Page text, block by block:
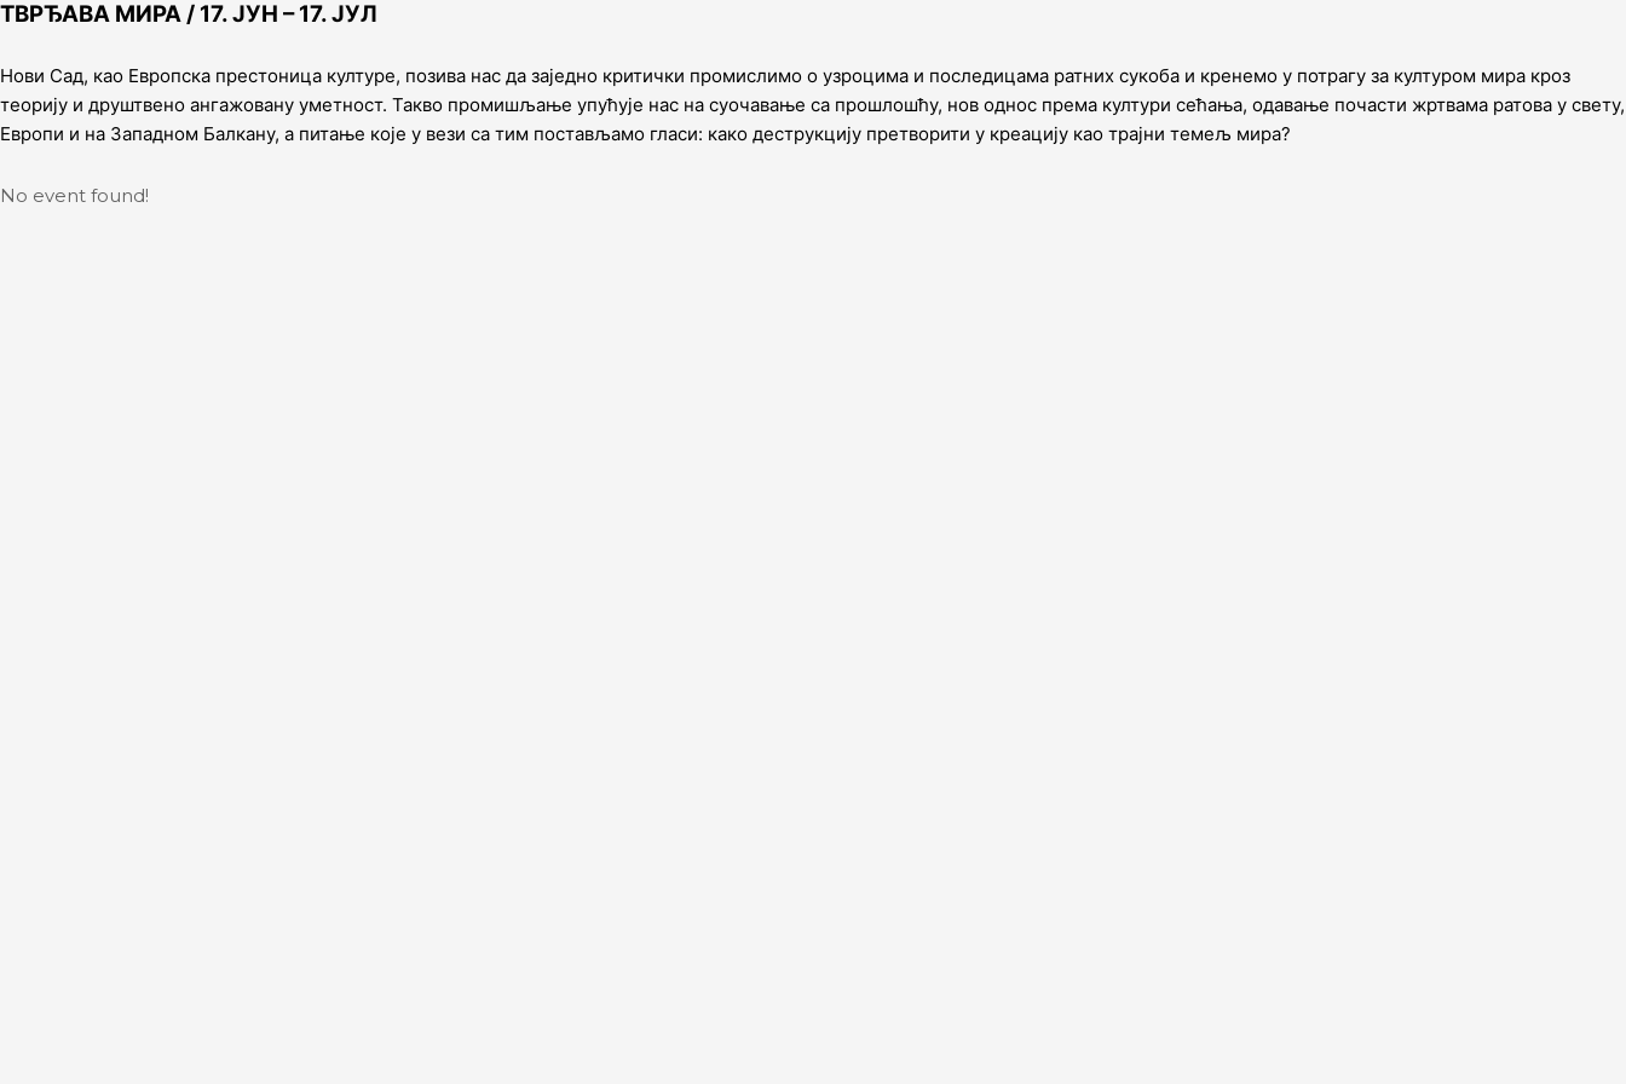
Skip
content
ТВРЂАВА МИРА / 17. ЈУН – 17. ЈУЛ
Нови Сад, као Европска престоница културе, позива нас да заједно критички промислимо о узроцима и последицама ратних сукоба и кренемо у потрагу за културом мира кроз
теорију и друштвено ангажовану уметност. Такво промишљање упућује нас на суочавање са прошлошћу, нов однос према култури сећања, одавање почасти жртвама ратова у свету,
Европи и на Западном Балкану, а питање које у вези са тим постављамо гласи: како деструкцију претворити у креацију као трајни темељ мира?
No event found!